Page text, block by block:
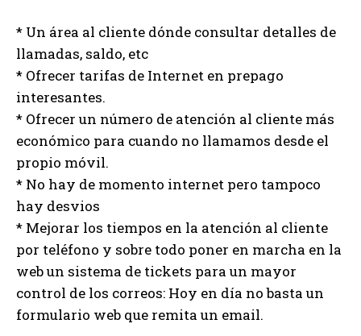
* Un área al cliente dónde consultar detalles de
llamadas, saldo, etc
* Ofrecer tarifas de Internet en prepago
interesantes.
* Ofrecer un número de atención al cliente más
económico para cuando no llamamos desde el
propio móvil.
* No hay de momento internet pero tampoco
hay desvios
* Mejorar los tiempos en la atención al cliente
por teléfono y sobre todo poner en marcha en la
web un sistema de tickets para un mayor
control de los correos: Hoy en día no basta un
formulario web que remita un email.